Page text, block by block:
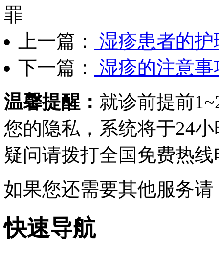
罪
上一篇：
湿疹患者的
下一篇：
湿疹的注意
温馨提醒： 就诊前提前
您的隐私，系统将于24
疑问请拨打全国免费热线
如果您还需要其他服务
快速导航